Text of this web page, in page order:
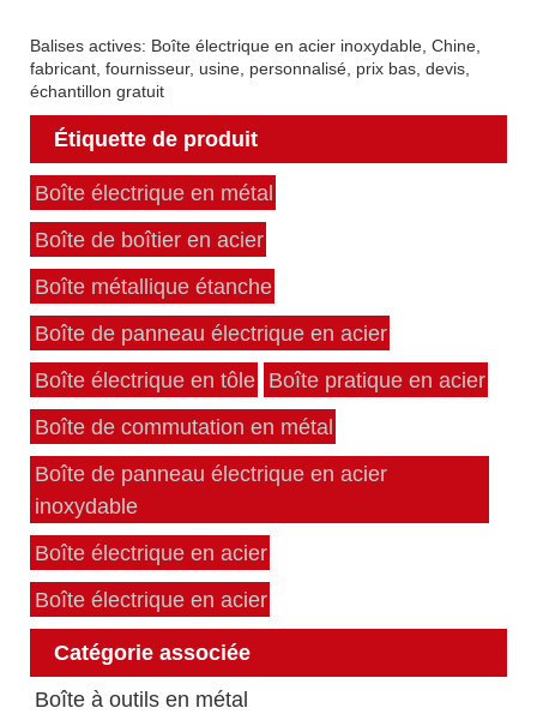
Balises actives: Boîte électrique en acier inoxydable, Chine,
fabricant, fournisseur, usine, personnalisé, prix bas, devis,
échantillon gratuit
Étiquette de produit
Boîte électrique en métal
Boîte de boîtier en acier
Boîte métallique étanche
Boîte de panneau électrique en acier
Boîte électrique en tôle
Boîte pratique en acier
Boîte de commutation en métal
Boîte de panneau électrique en acier
inoxydable
Boîte électrique en acier
Boîte électrique en acier
Catégorie associée
Boîte à outils en métal